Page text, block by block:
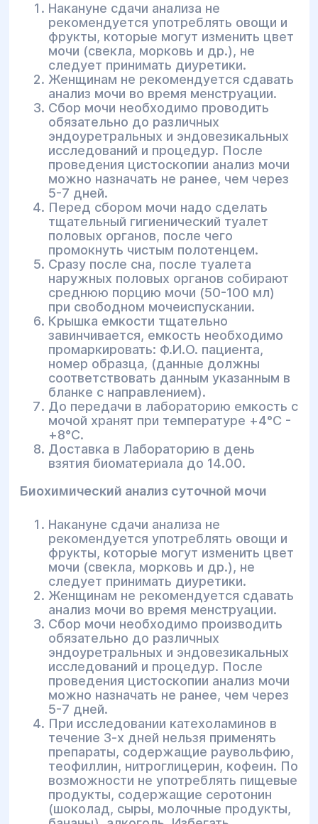
Накануне сдачи анализа не
рекомендуется употреблять овощи и
фрукты, которые могут изменить цвет
мочи (свекла, морковь и др.), не
следует принимать диуретики.
Женщинам не рекомендуется сдавать
анализ мочи во время менструации.
Сбор мочи необходимо проводить
обязательно до различных
эндоуретральных и эндовезикальных
исследований и процедур. После
проведения цистоскопии анализ мочи
можно назначать не ранее, чем через
5-7 дней.
Перед сбором мочи надо сделать
тщательный гигиенический туалет
половых органов, после чего
промокнуть чистым полотенцем.
Сразу после сна, после туалета
наружных половых органов собирают
среднюю порцию мочи (50-100 мл)
при свободном мочеиспускании.
Крышка емкости тщательно
завинчивается, емкость необходимо
промаркировать: Ф.И.О. пациента,
номер образца, (данные должны
соответствовать данным указанным в
бланке с направлением).
До передачи в лабораторию емкость с
мочой хранят при температуре +4°С -
+8°С.
Доставка в Лабораторию в день
взятия биоматериала до 14.00.
Биохимический анализ суточной мочи
Накануне сдачи анализа не
рекомендуется употреблять овощи и
фрукты, которые могут изменить цвет
мочи (свекла, морковь и др.), не
следует принимать диуретики.
Женщинам не рекомендуется сдавать
анализ мочи во время менструации.
Сбор мочи необходимо производить
обязательно до различных
эндоуретральных и эндовезикальных
исследований и процедур. После
проведения цистоскопии анализ мочи
можно назначать не ранее, чем через
5-7 дней.
При исследовании катехоламинов в
течение 3-х дней нельзя применять
препараты, содержащие раувольфию,
теофиллин, нитроглицерин, кофеин. По
возможности не употреблять пищевые
продукты, содержащие серотонин
(шоколад, сыры, молочные продукты,